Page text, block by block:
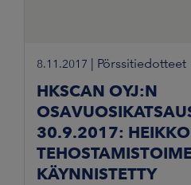
8.11.2017 Pörssitiedotteet
HKSCAN OYJ:N
30.9.2017: HEIKKO
KÄYNNISTETTY